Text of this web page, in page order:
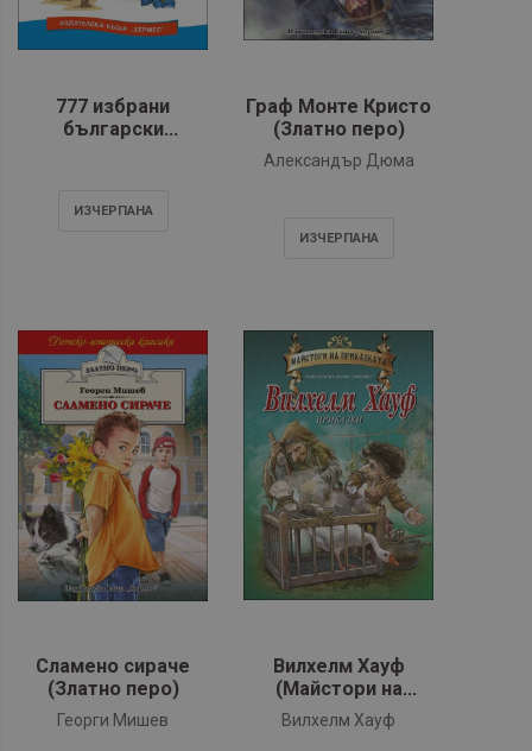
777 избрани
български
ИЗЧЕРПАНA
Граф Монте Кристо
(Златно перо)
Александър Дюма
ИЗЧЕРПАНA
Сламено сираче
(Златно перо)
Георги Мишев
Вилхелм Хауф
(Майстори на
приказката)
Вилхелм Хауф